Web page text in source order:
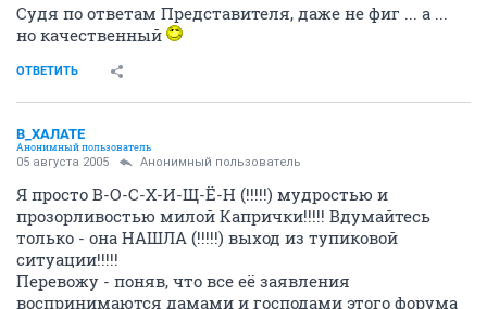
Судя по ответам Представителя, даже не фиг ... а ...
но качественный
ОТВЕТИТЬ
В_ХАЛАТЕ
Анонимный пользователь
05 августа 2005 Анонимный пользователь
Я просто В-О-С-Х-И-Щ-Ё-Н (!!!!!) мудростью и
прозорливостью милой Капрички!!!!! Вдумайтесь
только - она НАШЛА (!!!!!) выход из тупиковой
ситуации!!!!!
Перевожу - поняв, что все её заявления
воспринимаются дамами и господами этого форума